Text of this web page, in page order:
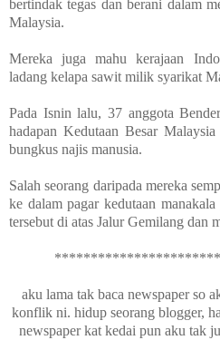
bertindak tegas dan berani dalam
Malaysia.
Mereka juga mahu kerajaan
ladang kelapa sawit milik syarikat
Pada Isnin lalu, 37 anggota
hadapan Kedutaan Besar
bungkus najis manusia.
Salah seorang daripada mereka
ke dalam pagar kedutaan
tersebut di atas Jalur Gemilang
aku lama tak baca newspaper so
konflik ni. hidup seorang blogger,
newspaper kat kedai pun aku tak